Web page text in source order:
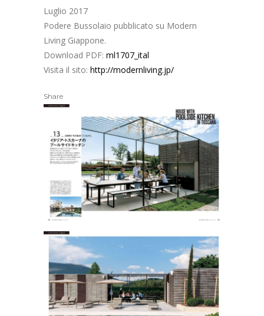
Luglio 2017
Podere Bussolaio pubblicato su Modern
Living Giappone.
Download PDF: ml1707_ital
Visita il sito: http://modernliving.jp/
Share